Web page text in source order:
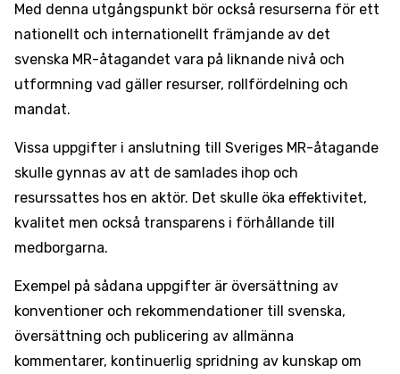
Med denna utgångspunkt bör också resurserna för ett
nationellt och internationellt främjande av det
svenska MR-åtagandet vara på liknande nivå och
utformning vad gäller resurser, rollfördelning och
mandat.
Vissa uppgifter i anslutning till Sveriges MR-åtagande
skulle gynnas av att de samlades ihop och
resurssattes hos en aktör. Det skulle öka effektivitet,
kvalitet men också transparens i förhållande till
medborgarna.
Exempel på sådana uppgifter är översättning av
konventioner och rekommendationer till svenska,
översättning och publicering av allmänna
kommentarer, kontinuerlig spridning av kunskap om